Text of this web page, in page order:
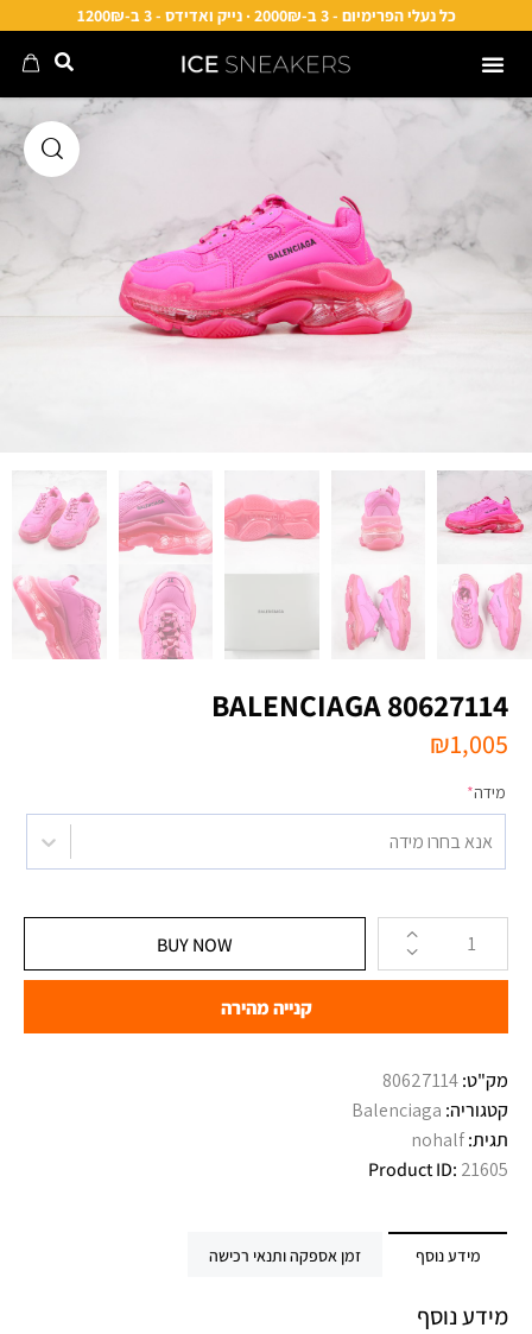
כל נעלי הפרימיום - 3 ב-2000₪ · נייק ואדידס - 3 ב-1200₪
BALENCIAGA 80627114
₪1,005
מידה*
אנא בחרו מידה
BUY NOW
קנייה מהירה
מק"ט:80627114
קטגוריה: Balenciaga
תגית:nohalf
Product ID: 21605
מידע נוסף זמן אספקה ותנאי רכישה
מידע נוסף